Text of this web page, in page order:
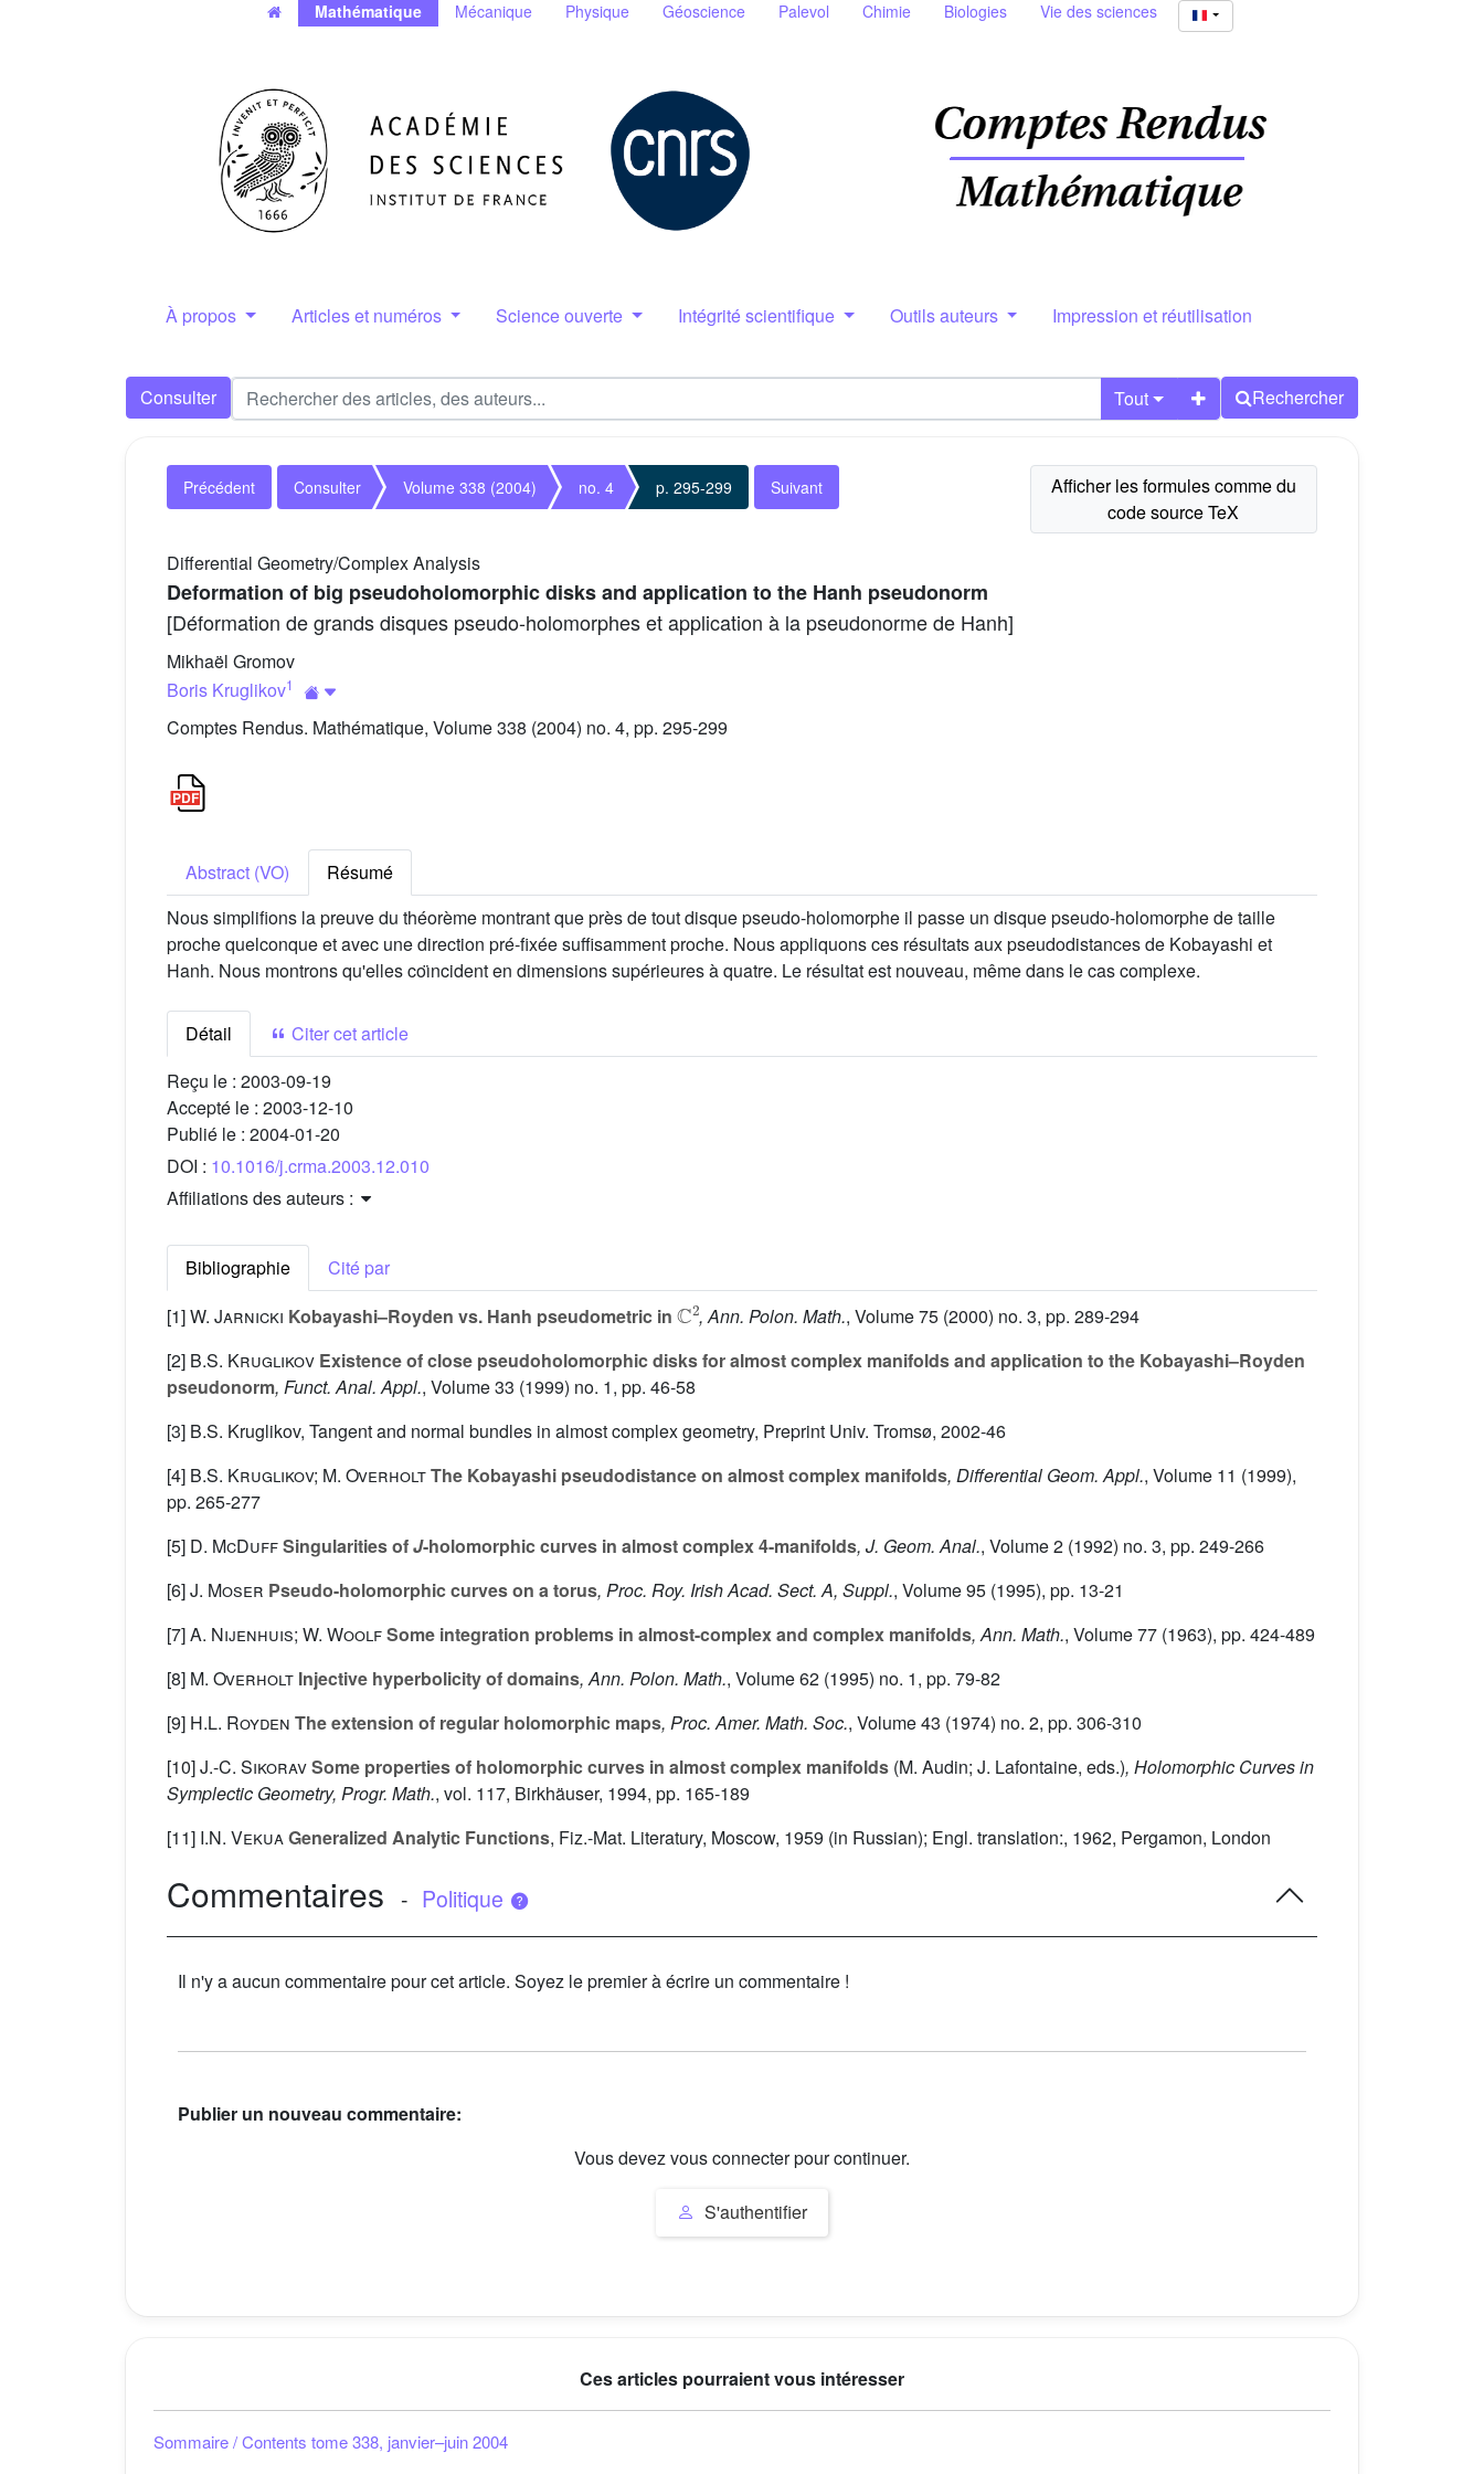
Mathématique Mécanique Physique Géoscience Palevol Chimie Biologies Vie des sciences
À propos Articles et numéros Science ouverte Intégrité scientifique Outils auteurs Impression et réutilisation
Consulter Tout Rechercher
Précédent Consulter Volume 338 (2004) no. 4 p. 295-299 Suivant
Differential Geometry/Complex Analysis
Deformation of big pseudoholomorphic disks and application to the Hanh pseudonorm
[Déformation de grands disques pseudo-holomorphes et application à la pseudonorme de Hanh]
Mikhaël Gromov
Boris Kruglikov1
Comptes Rendus. Mathématique, Volume 338 (2004) no. 4, pp. 295-299
Abstract (VO)
Résumé
Nous simplifions la preuve du théorème montrant que près de tout disque pseudo-holomorphe il passe un disque pseudo-holomorphe de taille
proche quelconque et avec une direction pré-fixée suffisamment proche. Nous appliquons ces résultats aux pseudodistances de Kobayashi et
Hanh. Nous montrons qu'elles coı̈ncident en dimensions supérieures à quatre. Le résultat est nouveau, même dans le cas complexe.
Détail
Citer cet article
Reçu le : 2003-09-19
Accepté le : 2003-12-10
Publié le : 2004-01-20
DOI : 10.1016/j.crma.2003.12.010
Affiliations des auteurs :
Bibliographie
Cité par
[1]W. Jarnicki Kobayashi–Royden vs. Hanh pseudometric in
ℂ2
, Ann. Polon. Math., Volume 75 (2000) no. 3, pp. 289-294
[2] B.S. Kruglikov Existence of close pseudoholomorphic disks for almost complex manifolds and application to the Kobayashi–Royden
pseudonorm, Funct. Anal. Appl., Volume 33 (1999) no. 1, pp. 46-58
[3] B.S. Kruglikov, Tangent and normal bundles in almost complex geometry, Preprint Univ. Tromsø, 2002-46
[4] B.S. Kruglikov; M. OverholtThe Kobayashi pseudodistance on almost complex manifolds, Differential Geom. Appl., Volume 11 (1999),
pp. 265-277
[5] D. McDuffSingularities ofJ-holomorphic curves in almost complex 4-manifolds, J. Geom. Anal., Volume 2 (1992) no. 3, pp. 249-266
[6]J. Moser Pseudo-holomorphic curves on a torus, Proc. Roy. Irish Acad. Sect. A, Suppl., Volume 95 (1995), pp. 13-21
[7]A. Nijenhuis; W. WoolfSome integration problems in almost-complex and complex manifolds, Ann. Math., Volume 77 (1963), pp. 424-489
[8] M. Overholt Injective hyperbolicity of domains, Ann. Polon. Math., Volume 62 (1995) no. 1, pp. 79-82
[9] H.L. Royden The extension of regular holomorphic maps, Proc. Amer. Math. Soc., Volume 43 (1974) no. 2, pp. 306-310
[10]J.-C. SikoravSome properties of holomorphic curves in almost complex manifolds (M. Audin; J. Lafontaine, eds.), Holomorphic Curves in
Symplectic Geometry, Progr. Math., vol. 117, Birkhäuser, 1994, pp. 165-189
[11] I.N. VekuaGeneralized Analytic Functions, Fiz.-Mat. Literatury, Moscow, 1959 (in Russian); Engl. translation:, 1962, Pergamon, London
Commentaires - Politique
Il n'y a aucun commentaire pour cet article. Soyez le premier à écrire un commentaire !
Publier un nouveau commentaire:
Vous devez vous connecter pour continuer.
S'authentifier
Ces articles pourraient vous intéresser
Sommaire / Contents tome 338, janvier–juin 2004